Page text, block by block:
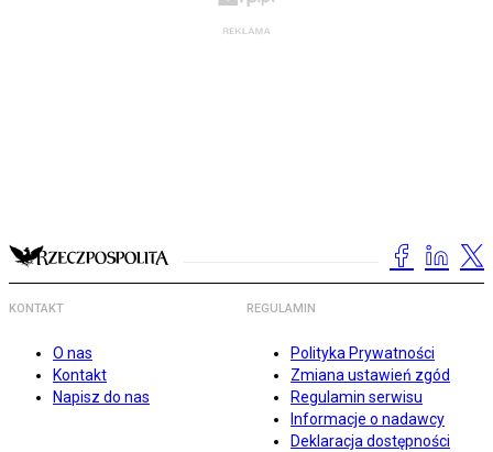
KONTAKT
O nas
Kontakt
Napisz do nas
REGULAMIN
Polityka Prywatności
Zmiana ustawień zgód
Regulamin serwisu
Informacje o nadawcy
Deklaracja dostępności